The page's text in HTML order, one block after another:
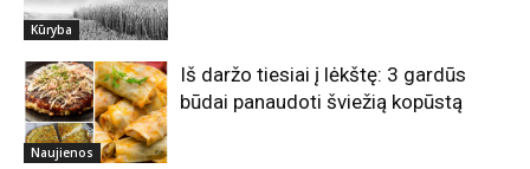
Kūryba
Naujienos
Iš daržo tiesiai į lėkštę: 3 gardūs
būdai panaudoti šviežią kopūstą